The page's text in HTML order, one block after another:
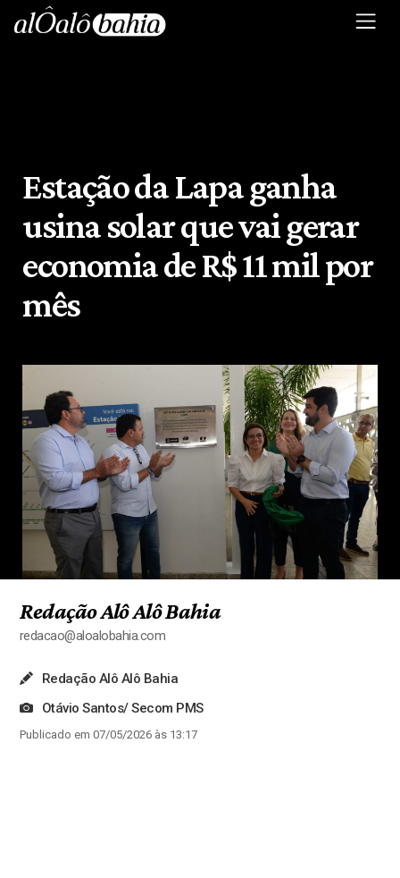
Estação da Lapa ganha
usina solar que vai gerar
economia de R$ 11 mil por
mês
Redação Alô Alô Bahia
redacao@aloalobahia.com
Redação Alô Alô Bahia
Otávio Santos/ Secom PMS
Publicado em 07/05/2026 às 13:17